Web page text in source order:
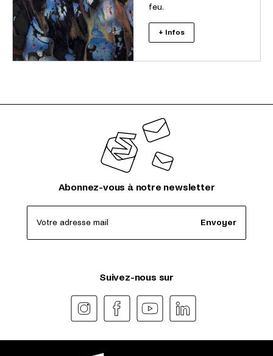
feu.
+ Infos
Abonnez-vous à notre newsletter
Votre adresse mail Envoyer
Suivez-nous sur